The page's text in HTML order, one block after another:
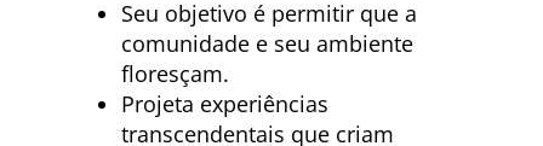
Seu objetivo é permitir que a
comunidade e seu ambiente
floresçam.
Projeta experiências
transcendentais que criam